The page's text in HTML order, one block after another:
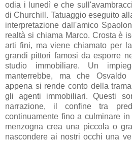
odia i lunedì e che
di Churchill. Tatuaggio eseguito
interpretazione dall'amico
realtà si chiama Marco. Crosta è
arti fini, ma viene chiamato per
grandi pittori famosi da esporre
studio immobiliare. Un
manterrebbe, ma che
appena si rende conto della
gli agenti immobiliari. Questi
narrazione, il confine tra
continuamente fino a culminare
menzogna crea una piccola o
nascondere ai nostri occhi una